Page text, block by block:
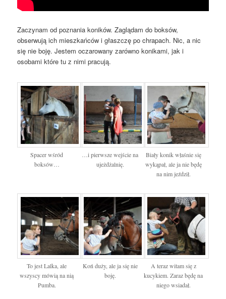
Zaczynam od poznania koników. Zaglądam do boksów,
obserwują ich mieszkańców i głaszczę po chrapach. Nic, a nic
się nie boję. Jestem oczarowany zarówno konikami, jak i
osobami które tu z nimi pracują.
Spacer wśród
boksów…
…i pierwsze wejście na
ujeżdżalnię.
Biały konik właśnie się
wykąpał, ale ja nie będę
na nim jeździł.
To jest Lalka, ale
wszyscy mówią na nią
Pumba.
Koń duży, ale ja się nie
boję.
A teraz witam się z
kucykiem. Zaraz będę na
niego wsiadał.